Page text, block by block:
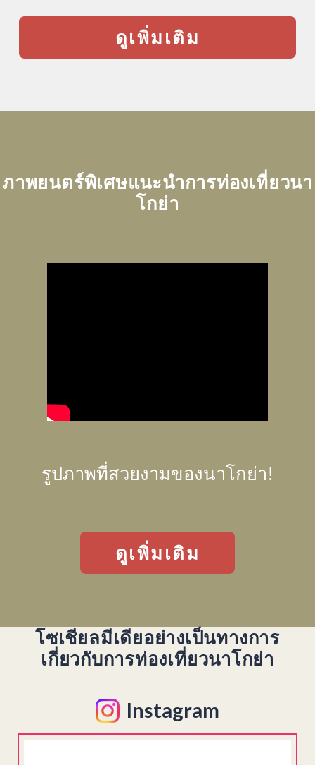
ดูเพิ่มเติม
ภาพยนตร์พิเศษแนะนำการท่องเที่ยวนา
โกย่า
รูปภาพที่สวยงามของนาโกย่า!
ดูเพิ่มเติม
โซเชียลมีเดียอย่างเป็นทางการ
เกี่ยวกับการท่องเที่ยวนาโกย่า
Instagram